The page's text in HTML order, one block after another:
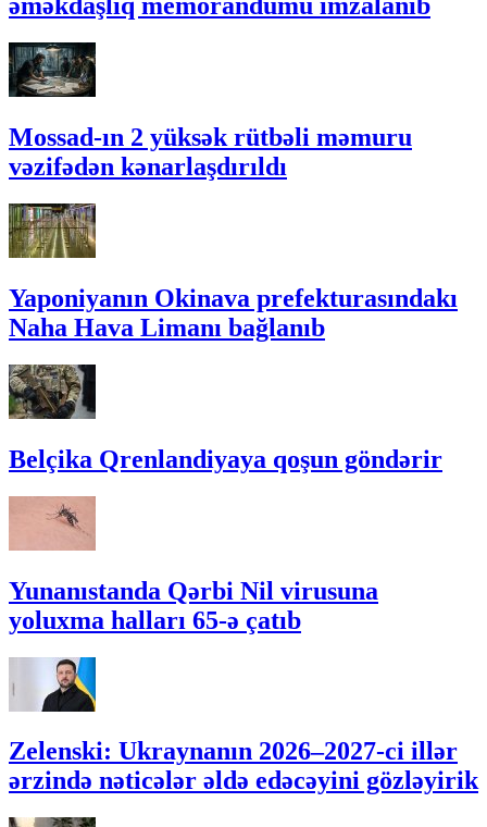
əməkdaşlıq memorandumu imzalanıb
Mossad-ın 2 yüksək rütbəli məmuru
vəzifədən kənarlaşdırıldı
Yaponiyanın Okinava prefekturasındakı
Naha Hava Limanı bağlanıb
Belçika Qrenlandiyaya qoşun göndərir
Yunanıstanda Qərbi Nil virusuna
yoluxma halları 65-ə çatıb
Zelenski: Ukraynanın 2026–2027-ci illər
ərzində nəticələr əldə edəcəyini gözləyirik